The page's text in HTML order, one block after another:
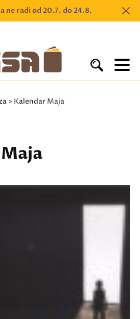
ne radi od 20.7. do 24.8.
> Kalendar Maja